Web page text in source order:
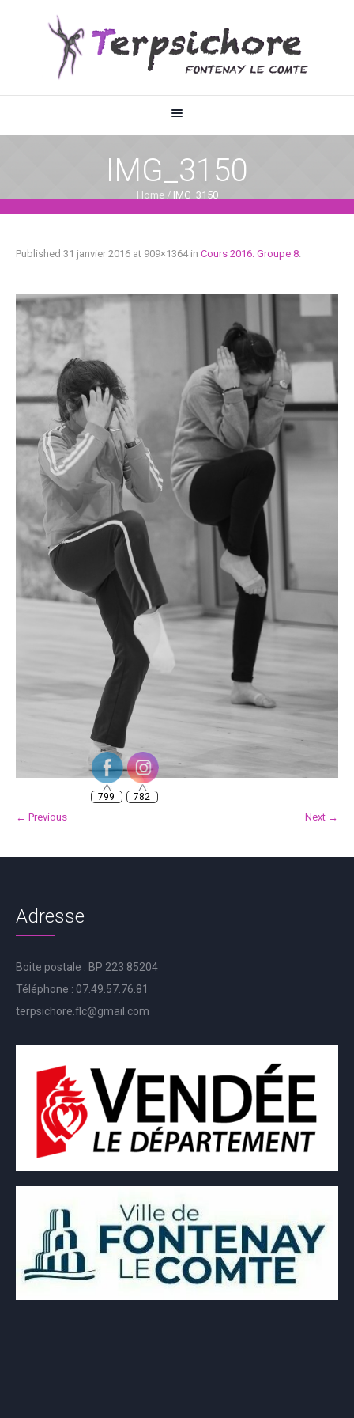
IMG_3150
Home / IMG_3150
Published 31 janvier 2016 at 909×1364 in Cours 2016: Groupe 8.
← Previous Next →
Adresse
Boite postale : BP 223 85204
Téléphone : 07.49.57.76.81
terpsichore.flc@gmail.com
799 782